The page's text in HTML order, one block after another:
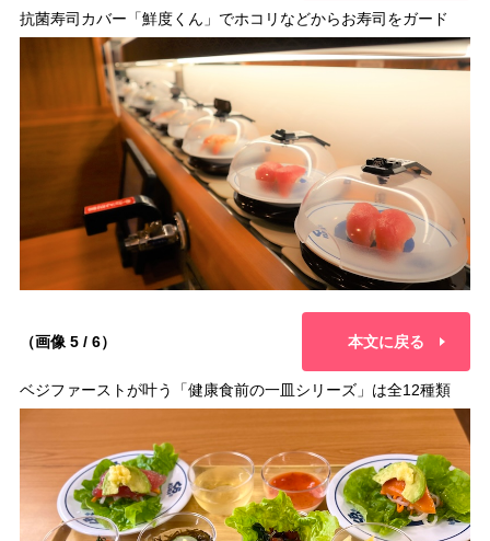
抗菌寿司カバー「鮮度くん」でホコリなどからお寿司をガード
（画像 5 / 6） 本文に戻る
ベジファーストが叶う「健康食前の一皿シリーズ」は全12種類